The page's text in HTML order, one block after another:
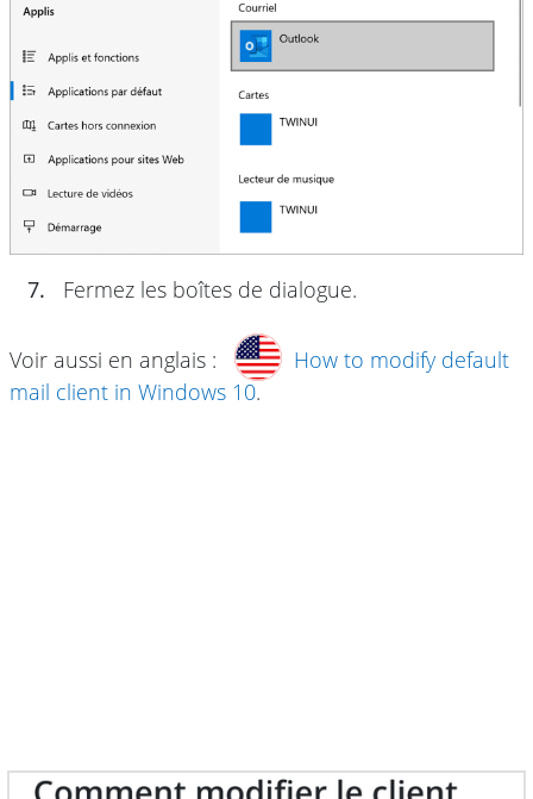
7. Fermez les boîtes de dialogue.
Voir aussi en anglais :
How to modify default
mail client in Windows 10.